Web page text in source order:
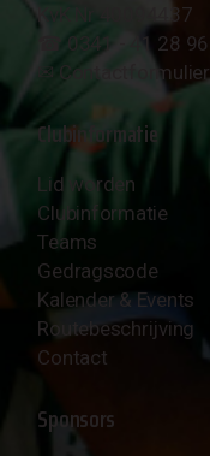
KvK Nr 40094437
☎︎ 0341 - 41 28 96
✉︎ Contactformulier
Clubinformatie
Lid worden
Clubinformatie
Teams
Gedragscode
Kalender & Events
Routebeschrijving
Contact
Sponsors